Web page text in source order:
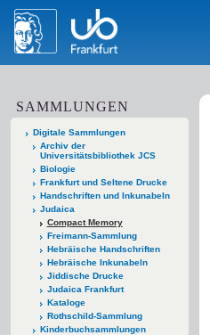
SAMMLUNGEN
Digitale Sammlungen
Archiv der
Universitätsbibliothek JCS
Biologie
Frankfurt und Seltene Drucke
Handschriften und Inkunabeln
Judaica
Compact Memory
Freimann-Sammlung
Hebräische Handschriften
Hebräische Inkunabeln
Jiddische Drucke
Judaica Frankfurt
Kataloge
Rothschild-Sammlung
Kinderbuchsammlungen